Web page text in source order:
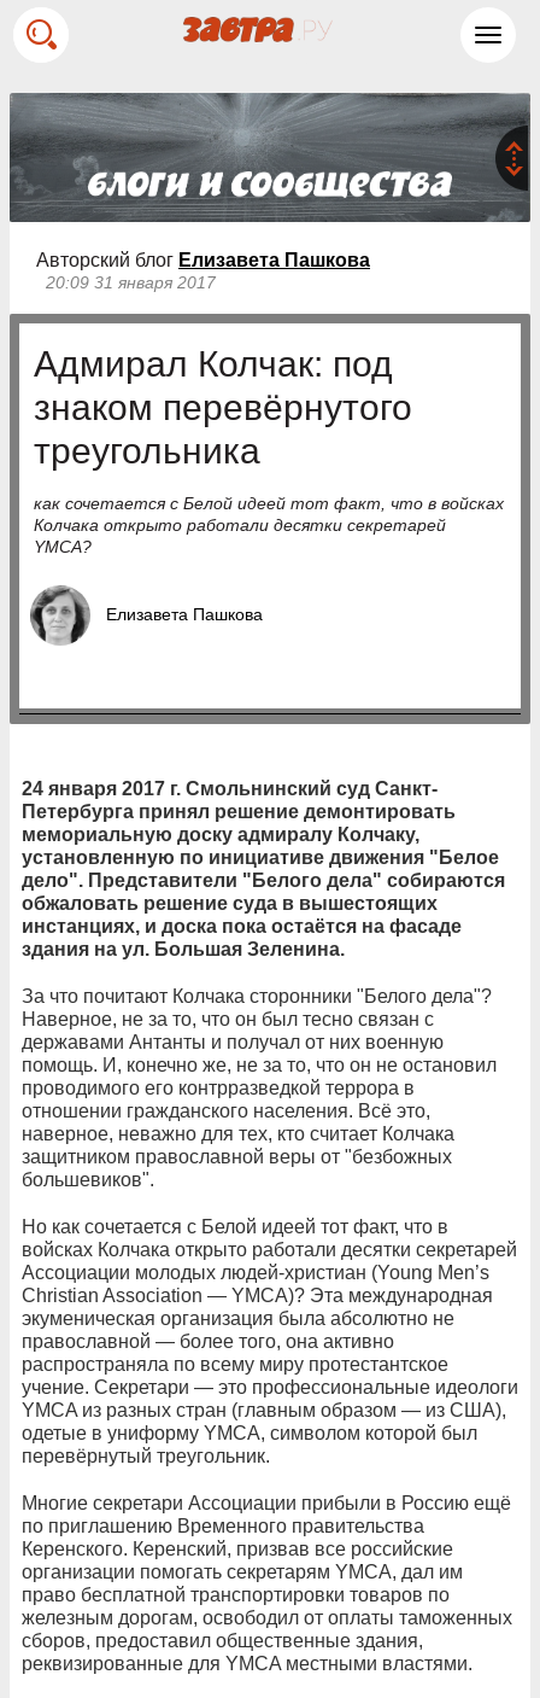
Авторский блог Елизавета Пашкова
20:09 31 января 2017
Адмирал Колчак: под
знаком перевёрнутого
треугольника
как сочетается с Белой идеей тот факт, что в войсках
Колчака открыто работали десятки секретарей
YMCA?
Елизавета Пашкова
24 января 2017 г. Смольнинский суд Санкт-
Петербурга принял решение демонтировать
мемориальную доску адмиралу Колчаку,
установленную по инициативе движения "Белое
дело". Представители "Белого дела" собираются
обжаловать решение суда в вышестоящих
инстанциях, и доска пока остаётся на фасаде
здания на ул. Большая Зеленина.
За что почитают Колчака сторонники "Белого дела"?
Наверное, не за то, что он был тесно связан с
державами Антанты и получал от них военную
помощь. И, конечно же, не за то, что он не остановил
проводимого его контрразведкой террора в
отношении гражданского населения. Всё это,
наверное, неважно для тех, кто считает Колчака
защитником православной веры от "безбожных
большевиков".
Но как сочетается с Белой идеей тот факт, что в
войсках Колчака открыто работали десятки секретарей
Ассоциации молодых людей-христиан (Young Men’s
Christian Association — YMCA)? Эта международная
экуменическая организация была абсолютно не
православной — более того, она активно
распространяла по всему миру протестантское
учение. Секретари — это профессиональные идеологи
YMCA из разных стран (главным образом — из США),
одетые в униформу YMCA, символом которой был
перевёрнутый треугольник.
Многие секретари Ассоциации прибыли в Россию ещё
по приглашению Временного правительства
Керенского. Керенский, призвав все российские
организации помогать секретарям YMCA, дал им
право бесплатной транспортировки товаров по
железным дорогам, освободил от оплаты таможенных
сборов, предоставил общественные здания,
реквизированные для YMCA местными властями.